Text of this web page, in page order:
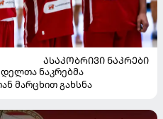
ᲐᲡᲐᲙᲝᲑᲠᲘᲕᲘ ᲜᲐᲙᲠᲔᲑᲘ
ნაკრებმა
მარცხით გახსნა